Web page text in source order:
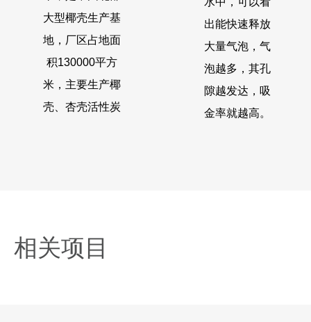
大型椰壳生产基
地，厂区占地面
积130000平方
米，主要生产椰
壳、杏壳活性炭
出能快速释放
大量气泡，气
泡越多，其孔
隙越发达，吸
金率就越高。
相关项目